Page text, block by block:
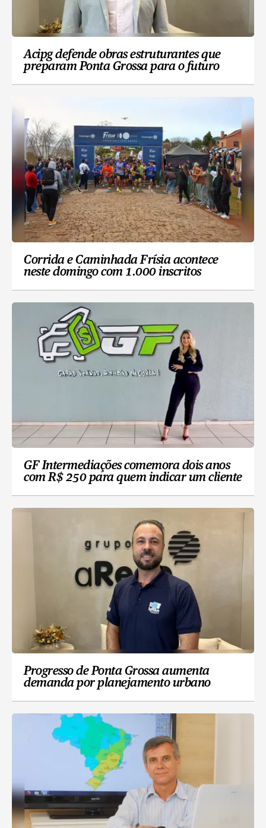
Acipg defende obras estruturantes que
preparam Ponta Grossa para o futuro
Corrida e Caminhada Frísia acontece
neste domingo com 1.000 inscritos
GF Intermediações comemora dois anos
com R$ 250 para quem indicar um cliente
Progresso de Ponta Grossa aumenta
demanda por planejamento urbano